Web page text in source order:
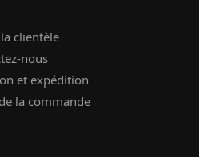
clientèle
nous
et expédition
la commande